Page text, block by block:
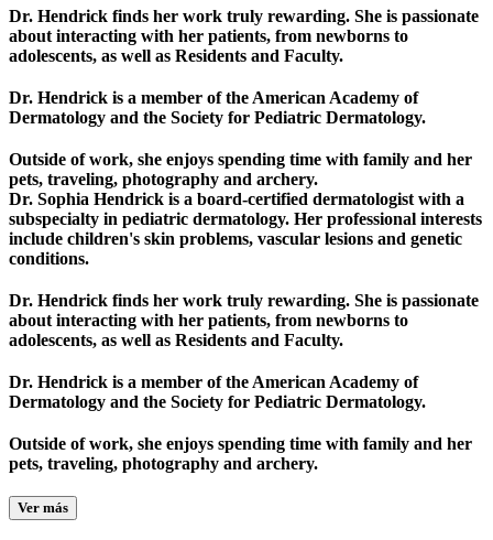
Dr. Hendrick finds her work truly rewarding. She is passionate
about interacting with her patients, from newborns to
adolescents, as well as Residents and Faculty.
Dr. Hendrick is a member of the American Academy of
Dermatology and the Society for Pediatric Dermatology.
Outside of work, she enjoys spending time with family and her
pets, traveling, photography and archery.
Dr. Sophia Hendrick is a board-certified dermatologist with a
subspecialty in pediatric dermatology. Her professional interests
include children's skin problems, vascular lesions and genetic
conditions.
Dr. Hendrick finds her work truly rewarding. She is passionate
about interacting with her patients, from newborns to
adolescents, as well as Residents and Faculty.
Dr. Hendrick is a member of the American Academy of
Dermatology and the Society for Pediatric Dermatology.
Outside of work, she enjoys spending time with family and her
pets, traveling, photography and archery.
Ver más